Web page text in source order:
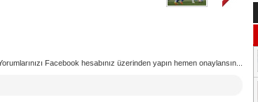
Facebook hesabınız üzerinden yapın hemen onaylansın...